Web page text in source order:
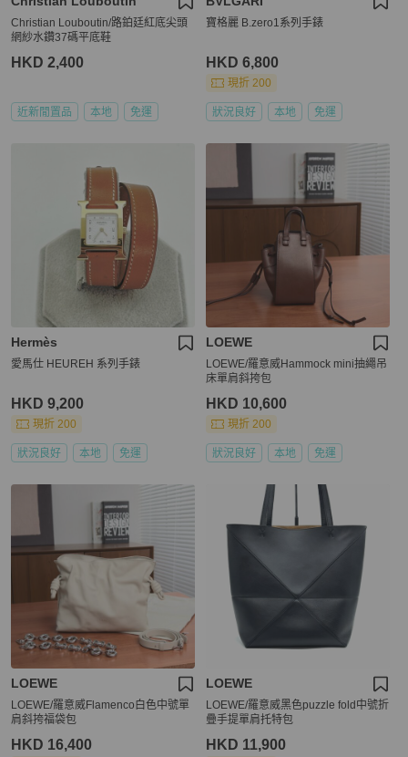
Christian Louboutin/路鉑廷紅底尖頭
網紗水鑽37碼平底鞋
HKD 2,400
近新閒置品 本地 免運
寶格麗 B.zero1系列手錶
HKD 6,800
現折 200
狀況良好 本地 免運
Hermès
愛馬仕 HEUREH 系列手錶
HKD 9,200
現折 200
狀況良好 本地 免運
LOEWE
LOEWE/羅意威Hammock mini抽繩吊
床單肩斜挎包
HKD 10,600
現折 200
狀況良好 本地 免運
LOEWE
LOEWE/羅意威Flamenco白色中號單
肩斜挎福袋包
HKD 16,400
LOEWE
LOEWE/羅意威黑色puzzle fold中號折
疊手提單肩托特包
HKD 11,900